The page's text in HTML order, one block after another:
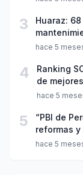
3
Huaraz:
año
hace 5
4
Ranking
de
hace 5
5
“PBI de
reformas
hace 5